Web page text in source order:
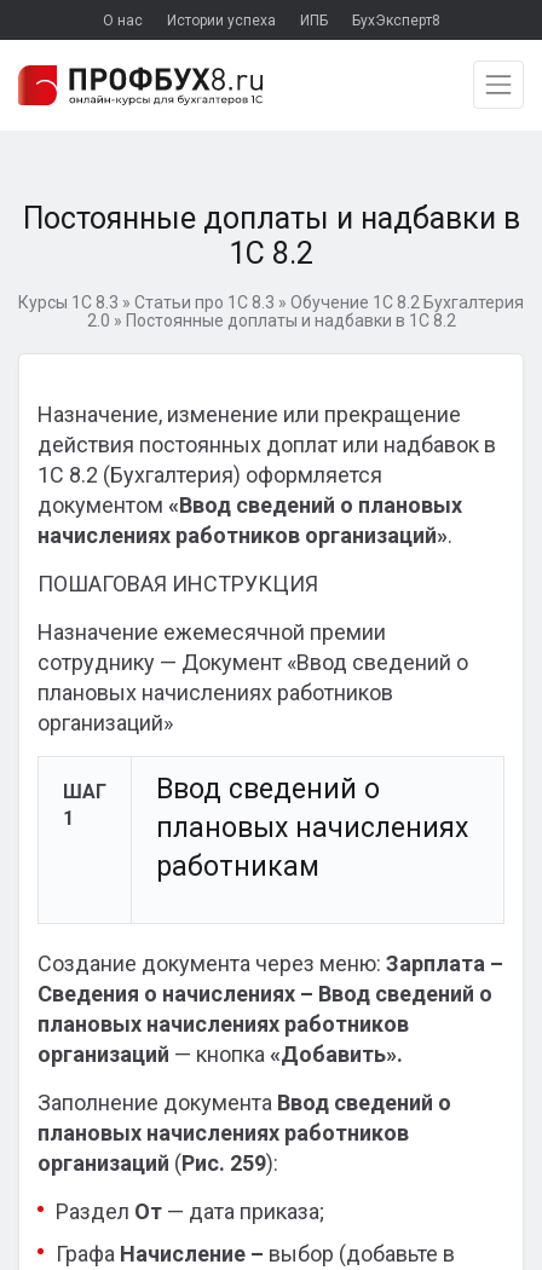
О нас Истории успеха ИПБ БухЭксперт8
Постоянные доплаты и надбавки в
1С 8.2
Курсы 1С 8.3 » Статьи про 1С 8.3 » Обучение 1С 8.2 Бухгалтерия
2.0 » Постоянные доплаты и надбавки в 1С 8.2
Назначение, изменение или прекращение
действия постоянных доплат или надбавок в
1С 8.2 (Бухгалтерия) оформляется
документом «Ввод сведений о плановых
начислениях работников организаций».
ПОШАГОВАЯ ИНСТРУКЦИЯ
Назначение ежемесячной премии
сотруднику — Документ «Ввод сведений о
плановых начислениях работников
организаций»
ШАГ
1
Ввод сведений о
плановых начислениях
работникам
Создание документа через меню: Зарплата –
Сведения о начислениях – Ввод сведений о
плановых начислениях работников
организаций — кнопка «Добавить».
Заполнение документа Ввод сведений о
плановых начислениях работников
организаций (Рис. 259):
Раздел От — дата приказа;
Графа Начисление – выбор (добавьте в